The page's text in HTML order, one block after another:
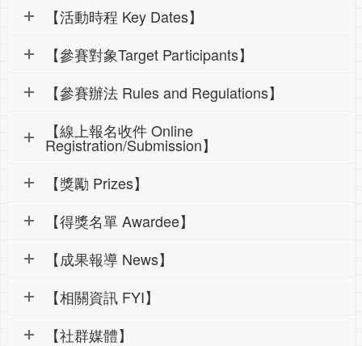
【活動時程 Key Dates】
【參賽對象Target Participants】
【參賽辦法 Rules and Regulations】
【線上報名收件 Online
Registration/Submission】
【獎勵 Prizes】
【得獎名單 Awardee】
【成果報導 News】
【相關資訊 FYI】
【社群媒體】